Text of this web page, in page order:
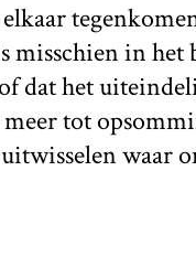
misschien in
dat het
tot
waar